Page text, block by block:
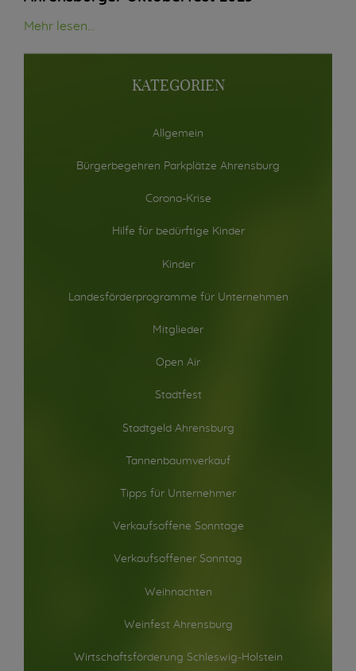
Mehr lesen...
KATEGORIEN
Allgemein
Bürgerbegehren Parkplätze Ahrensburg
Corona-Krise
Hilfe für bedürftige Kinder
Kinder
Landesförderprogramme für Unternehmen
Mitglieder
Open Air
Stadtfest
Stadtgeld Ahrensburg
Tannenbaumverkauf
Tipps für Unternehmer
Verkaufsoffene Sonntage
Verkaufsoffener Sonntag
Weihnachten
Weinfest Ahrensburg
Wirtschaftsförderung Schleswig-Holstein